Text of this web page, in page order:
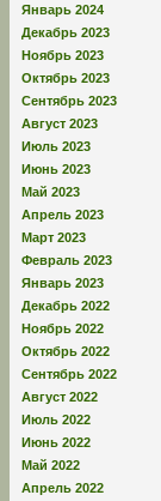
Январь 2024
Декабрь 2023
Ноябрь 2023
Октябрь 2023
Сентябрь 2023
Август 2023
Июль 2023
Июнь 2023
Май 2023
Апрель 2023
Март 2023
Февраль 2023
Январь 2023
Декабрь 2022
Ноябрь 2022
Октябрь 2022
Сентябрь 2022
Август 2022
Июль 2022
Июнь 2022
Май 2022
Апрель 2022